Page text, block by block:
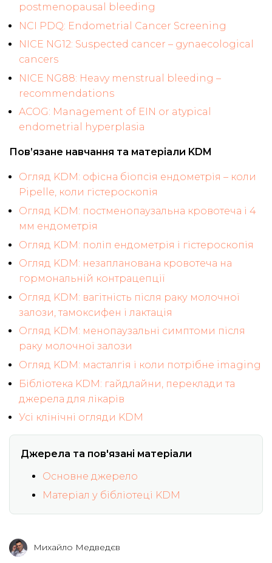
postmenopausal bleeding
NCI PDQ: Endometrial Cancer Screening
NICE NG12: Suspected cancer – gynaecological
cancers
NICE NG88: Heavy menstrual bleeding –
recommendations
ACOG: Management of EIN or atypical
endometrial hyperplasia
Пов’язане навчання та матеріали KDM
Огляд KDM: офісна біопсія ендометрія – коли
Pipelle, коли гістероскопія
Огляд KDM: постменопаузальна кровотеча і 4
мм ендометрія
Огляд KDM: поліп ендометрія і гістероскопія
Огляд KDM: незапланована кровотеча на
гормональній контрацепції
Огляд KDM: вагітність після раку молочної
залози, тамоксифен і лактація
Огляд KDM: менопаузальні симптоми після
раку молочної залози
Огляд KDM: масталгія і коли потрібне imaging
Бібліотека KDM: гайдлайни, переклади та
джерела для лікарів
Усі клінічні огляди KDM
Джерела та пов'язані матеріали
Основне джерело
Матеріал у бібліотеці KDM
Михайло Медведєв